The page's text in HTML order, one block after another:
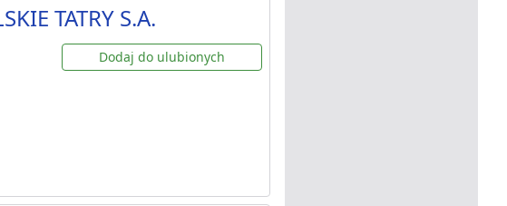
TATRY S.A.
Dodaj do ulubionych